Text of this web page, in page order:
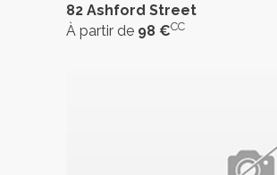
82 Ashford Street
À partir de 98 €CC